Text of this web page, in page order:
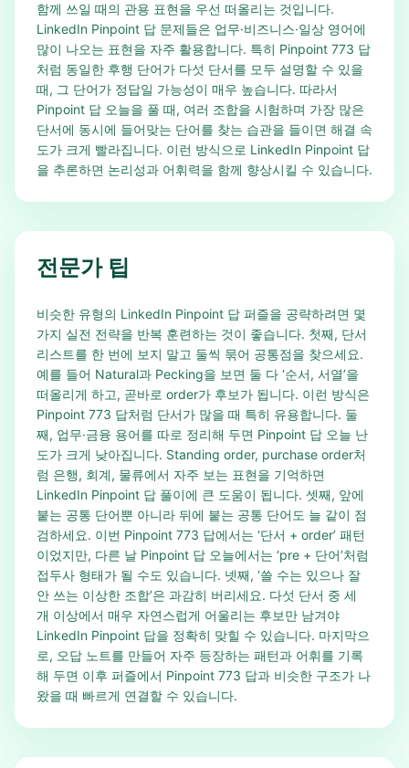
함께 쓰일 때의 관용 표현을 우선 떠올리는 것입니다.
LinkedIn Pinpoint 답 문제들은 업무·비즈니스·일상 영어에
많이 나오는 표현을 자주 활용합니다. 특히 Pinpoint 773 답
처럼 동일한 후행 단어가 다섯 단서를 모두 설명할 수 있을
때, 그 단어가 정답일 가능성이 매우 높습니다. 따라서
Pinpoint 답 오늘을 풀 때, 여러 조합을 시험하며 가장 많은
단서에 동시에 들어맞는 단어를 찾는 습관을 들이면 해결 속
도가 크게 빨라집니다. 이런 방식으로 LinkedIn Pinpoint 답
을 추론하면 논리성과 어휘력을 함께 향상시킬 수 있습니다.
전문가 팁
비슷한 유형의 LinkedIn Pinpoint 답 퍼즐을 공략하려면 몇
가지 실전 전략을 반복 훈련하는 것이 좋습니다. 첫째, 단서
리스트를 한 번에 보지 말고 둘씩 묶어 공통점을 찾으세요.
예를 들어 Natural과 Pecking을 보면 둘 다 ‘순서, 서열’을
떠올리게 하고, 곧바로 order가 후보가 됩니다. 이런 방식은
Pinpoint 773 답처럼 단서가 많을 때 특히 유용합니다. 둘
째, 업무·금융 용어를 따로 정리해 두면 Pinpoint 답 오늘 난
도가 크게 낮아집니다. Standing order, purchase order처
럼 은행, 회계, 물류에서 자주 보는 표현을 기억하면
LinkedIn Pinpoint 답 풀이에 큰 도움이 됩니다. 셋째, 앞에
붙는 공통 단어뿐 아니라 뒤에 붙는 공통 단어도 늘 같이 점
검하세요. 이번 Pinpoint 773 답에서는 ‘단서 + order’ 패턴
이었지만, 다른 날 Pinpoint 답 오늘에서는 ‘pre + 단어’처럼
접두사 형태가 될 수도 있습니다. 넷째, ‘쓸 수는 있으나 잘
안 쓰는 이상한 조합’은 과감히 버리세요. 다섯 단서 중 세
개 이상에서 매우 자연스럽게 어울리는 후보만 남겨야
LinkedIn Pinpoint 답을 정확히 맞힐 수 있습니다. 마지막으
로, 오답 노트를 만들어 자주 등장하는 패턴과 어휘를 기록
해 두면 이후 퍼즐에서 Pinpoint 773 답과 비슷한 구조가 나
왔을 때 빠르게 연결할 수 있습니다.